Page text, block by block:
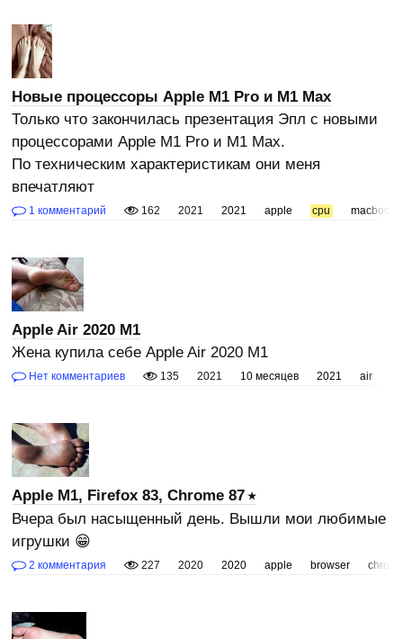
Новые процессоры Apple M1 Pro и M1 Max
Только что закончилась презентация Эпл с новыми
процессорами Apple M1 Pro и M1 Max.
По техническим характеристикам они меня
впечатляют
1 комментарий 162 2021 2021 apple cpu macbook
Apple Air 2020 M1
Жена купила себе Apple Air 2020 M1
Нет комментариев 135 2021 10 месяцев 2021 air
Apple M1, Firefox 83, Chrome 87
Вчера был насыщенный день. Вышли мои любимые
игрушки 😁
2 комментария 227 2020 2020 apple browser